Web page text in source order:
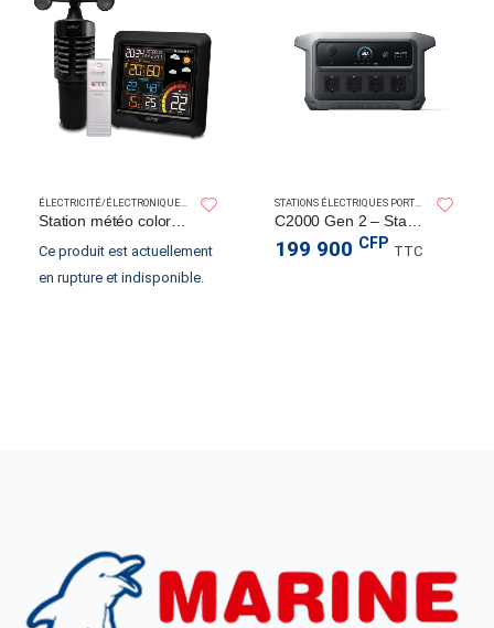
ÉLECTRIQUES PORTABLES
ÉLECTRONIQUE MARIN ,NAVIGATION
Ce produit est actuellement
en rupture et indisponible.
199 900 CFP TTC